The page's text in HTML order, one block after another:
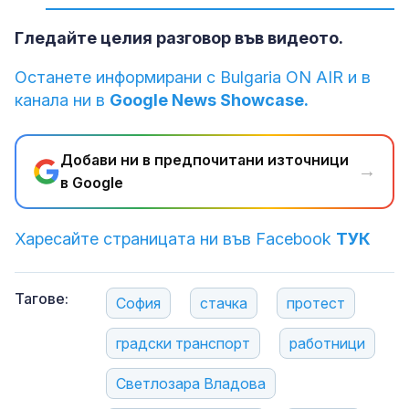
Гледайте целия разговор във видеото.
Останете информирани с Bulgaria ON AIR и в
канала ни в Google News Showcase.
Добави ни в предпочитани източници
в Google
→
Харесайте страницата ни във Facebook ТУК
Тагове: София стачка протест
градски транспорт работници
Светлозара Владова